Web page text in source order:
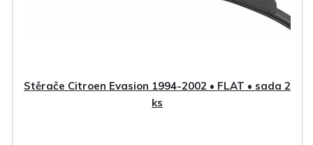
Stěrače Citroen Evasion 1994-2002 • FLAT • sada 2
ks